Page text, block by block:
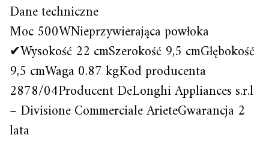
Dane techniczne
Moc 500WNieprzywierająca powłoka
✔Wysokość 22 cmSzerokość 9,5 cmGłębokość
9,5 cmWaga 0.87 kgKod producenta
2878/04Producent DeLonghi Appliances s.r.l
– Divisione Commerciale ArieteGwarancja 2
lata